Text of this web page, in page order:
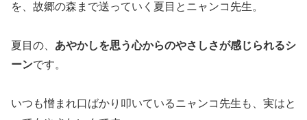
を、故郷の森まで送っていく夏目とニャンコ先生。
夏目の、 あやかしを思う心からのやさしさが感じられるシ
ーンです。
いつも憎まれ口ばかり叩いているニャンコ先生も、実はと